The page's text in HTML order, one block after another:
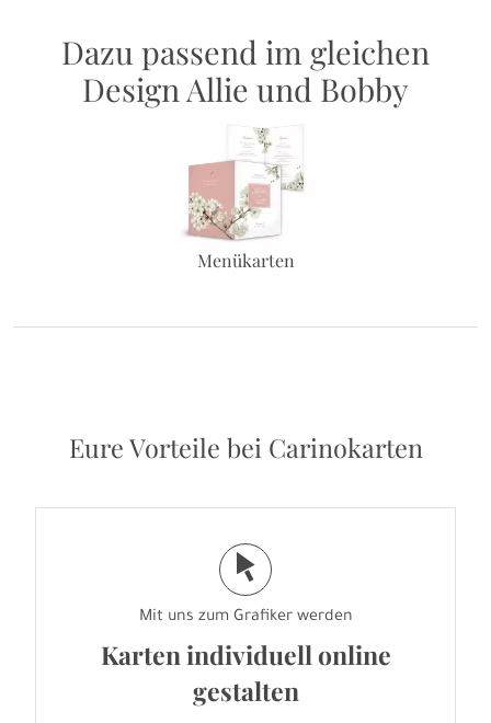
Dazu passend im gleichen
Design Allie und Bobby
Menükarten
Eure Vorteile bei Carinokarten
j
Mit uns zum Grafiker werden
Karten individuell online
gestalten